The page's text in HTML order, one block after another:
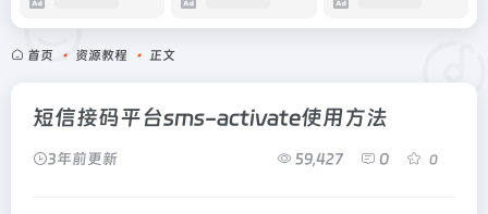
首页 • 资源教程 • 正文
短信接码平台sms-activate使用方法
3年前更新 59,427 0 0